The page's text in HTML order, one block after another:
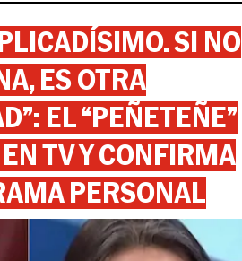
SI NO
ES OTRA
EL “PEÑETEÑE”
TV Y CONFIRMA
PERSONAL